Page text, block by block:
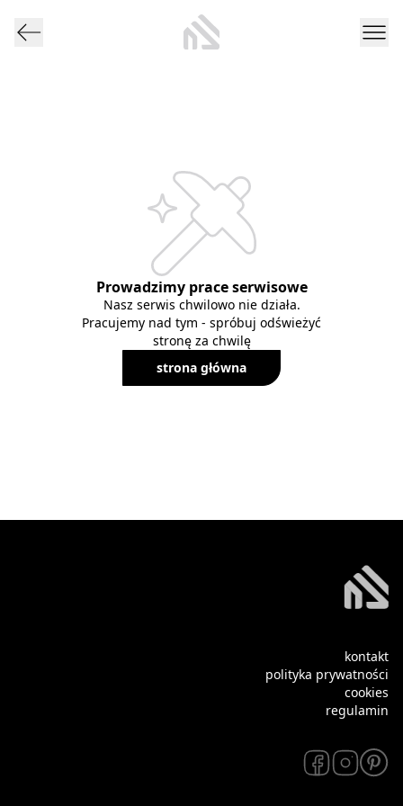
Prowadzimy prace serwisowe
Nasz serwis chwilowo nie działa.
Pracujemy nad tym - spróbuj odświeżyć
stronę za chwilę
strona główna
kontakt
polityka prywatności
cookies
regulamin